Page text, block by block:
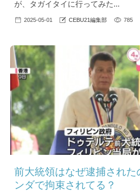
が、タガイタイに行ってみた...
2025-05-01 CEBU21編集部 785
前大統領はなぜ逮捕された
ンダで拘束されてる？